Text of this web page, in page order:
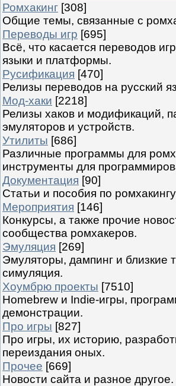
Ромхакинг [308]
Общие темы, связанные с
Переводы игр [695]
Всё, что касается переводов
языки и платформы.
Русификация [470]
Релизы переводов на русский
Мод-хаки [2218]
Релизы хаков и модификаций,
эмуляторов и устройств.
Утилиты [686]
Различные программы для
инструменты для
Документация [90]
Статьи и пособия по
Мероприятия [146]
Конкурсы, а также прочие
сообщества ромхакеров.
Эмуляция [269]
Эмуляторы, дампинг и близкие
симуляция.
Хоумбрю проекты [7510]
Homebrew и Indie-игры,
демонстрации.
Про игры [827]
Про игры, их историю,
переиздания оных.
Прочее [669]
Новости сайта и разное другое.